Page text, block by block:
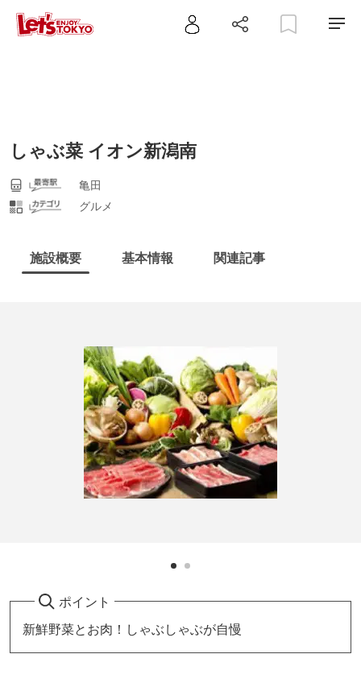
しゃぶ菜 イオン新潟南
亀田
グルメ
施設概要 基本情報 関連記事
ポイント
新鮮野菜とお肉！しゃぶしゃぶが自慢